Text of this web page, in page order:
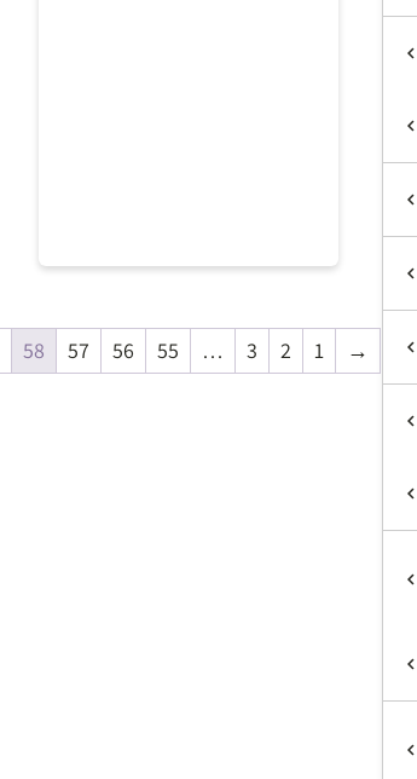
למידע ולרכישה
→
1
2
3
…
55
56
57
58